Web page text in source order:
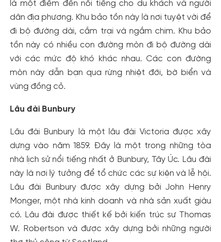
là một điểm đến nổi tiếng cho du khách và người
dân địa phương. Khu bảo tồn này là nơi tuyệt vời để
đi bộ đường dài, cắm trại và ngắm chim. Khu bảo
tồn này có nhiều con đường mòn đi bộ đường dài
với các mức độ khó khác nhau. Các con đường
mòn này dẫn bạn qua rừng nhiệt đới, bờ biển và
vùng đồng cỏ.
Lâu đài Bunbury
Lâu đài Bunbury là một lâu đài Victoria được xây
dựng vào năm 1859. Đây là một trong những tòa
nhà lịch sử nổi tiếng nhất ở Bunbury, Tây Úc. Lâu đài
này là nơi lý tưởng để tổ chức các sự kiện và lễ hội.
Lâu đài Bunbury được xây dựng bởi John Henry
Monger, một nhà kinh doanh và nhà sản xuất giàu
có. Lâu đài được thiết kế bởi kiến ​​trúc sư Thomas
W. Robertson và được xây dựng bởi những người